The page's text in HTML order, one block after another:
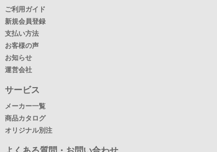
ご利用ガイド
新規会員登録
支払い方法
お客様の声
お知らせ
運営会社
サービス
メーカー一覧
商品カタログ
オリジナル別注